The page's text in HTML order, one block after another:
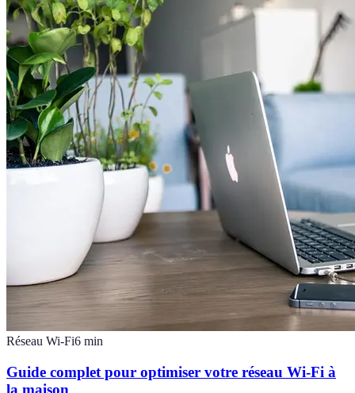
Réseau Wi-Fi6 min
Guide complet pour optimiser votre réseau Wi-Fi à
la maison